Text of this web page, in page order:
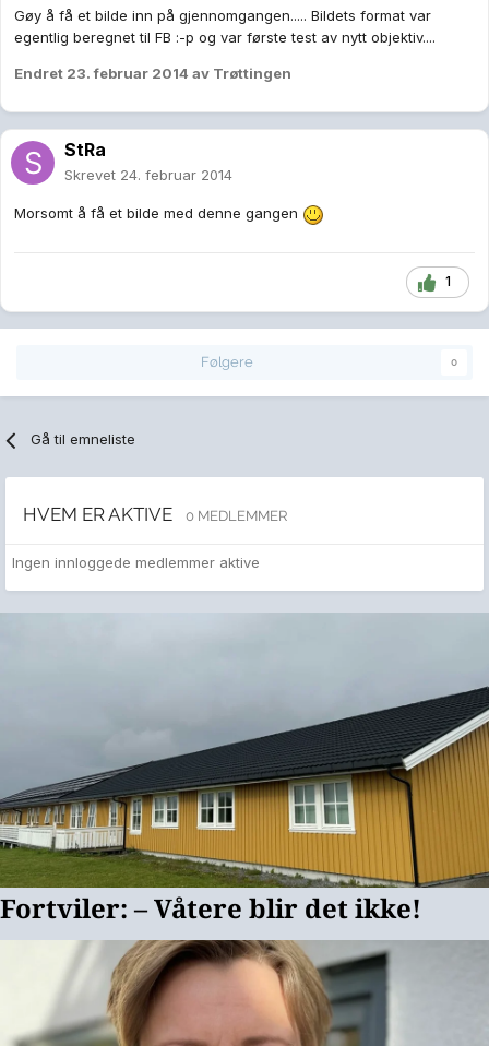
Gøy å få et bilde inn på gjennomgangen..... Bildets format var
egentlig beregnet til FB :-p og var første test av nytt objektiv....
Endret 23. februar 2014 av Trøttingen
StRa
Skrevet 24. februar 2014
Morsomt å få et bilde med denne gangen
1
Følgere 0
Gå til emneliste
HVEM ER AKTIVE 0 MEDLEMMER
Ingen innloggede medlemmer aktive